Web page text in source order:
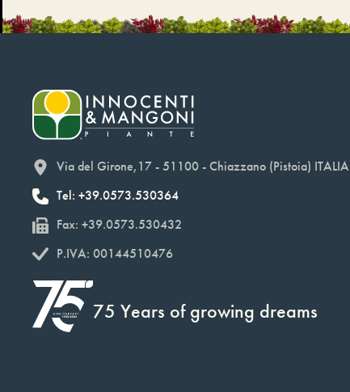
Via del Girone,17 - 51100 - Chiazzano (Pistoia) ITALIA
Tel: +39.0573.530364
Fax: +39.0573.530432
P.IVA: 00144510476
75 Years of growing dreams